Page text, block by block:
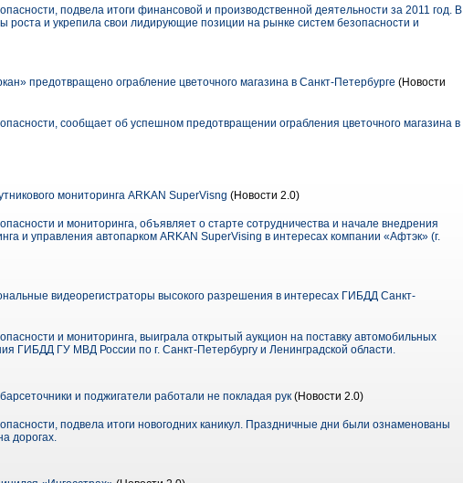
подвела итоги финансовой и производственной деятельности за 2011 год. В
и укрепила свои лидирующие позиции на рынке систем безопасности и
предотвращено ограбление цветочного магазина в Санкт-Петербурге (Новости
сообщает об успешном предотвращении ограбления цветочного магазина в
мониторинга ARKAN SuperVisng (Новости 2.0)
и мониторинга, объявляет о старте сотрудничества и начале внедрения
и управления автопарком ARKAN SuperVising в интересах компании «Афтэк» (г.
видеорегистраторы высокого разрешения в интересах ГИБДД Санкт-
и мониторинга, выиграла открытый аукцион на поставку автомобильных
ГИБДД ГУ МВД России по г. Санкт-Петербургу и Ленинградской области.
и поджигатели работали не покладая рук (Новости 2.0)
подвела итоги новогодних каникул. Праздничные дни были ознаменованы
дорогах.